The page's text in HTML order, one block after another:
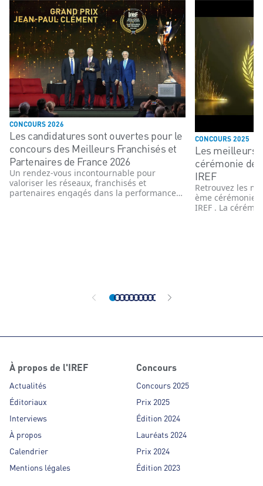
CONCOURS 2026
Les candidatures sont ouvertes pour le
concours des Meilleurs Franchisés et
Partenaires de France 2026
Un rendez-vous incontournable pour
valoriser les réseaux, franchisés et
partenaires engagés dans la performance
CONCOURS 2025
Les meilleurs
cérémonie de
IREF
Retrouvez les
ème cérémonie
IREF . La
À propos de l'IREF
Actualités
Éditoriaux
Interviews
À propos
Calendrier
Mentions légales
Concours
Concours 2025
Prix 2025
Édition 2024
Lauréats 2024
Prix 2024
Édition 2023